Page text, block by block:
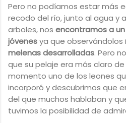
Pero no podíamos estar más
recodo del río, junto al agua y
arboles, nos encontramos a
jóvenesya que observándolos
melenas desarrolladas. Pero
que su pelaje era más claro de
momento uno de los leones
incorporó y descubrimos que
del que muchos hablaban y
tuvimos la posibilidad de